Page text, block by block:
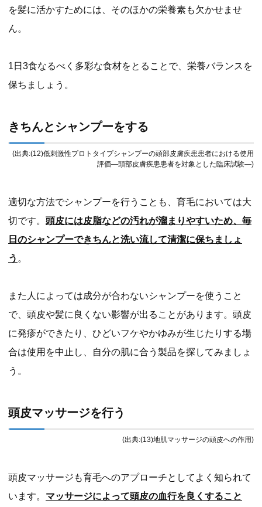
を髪に活かすためには、そのほかの栄養素も欠かせませ
ん。
1日3食なるべく多彩な食材をとることで、栄養バランスを
保ちましょう。
きちんとシャンプーをする
(出典:(12)低刺激性プロトタイプシャンプーの頭部皮膚疾患患者における使用
評価—頭部皮膚疾患患者を対象とした臨床試験—)
適切な方法でシャンプーを行うことも、育毛においては大
切です。 頭皮には皮脂などの汚れが溜まりやすいため、毎
日のシャンプーできちんと洗い流して清潔に保ちましょ
う 。
また人によっては成分が合わないシャンプーを使うこと
で、頭皮や髪に良くない影響が出ることがあります。頭皮
に発疹ができたり、ひどいフケやかゆみが生じたりする場
合は使用を中止し、自分の肌に合う製品を探してみましょ
う。
頭皮マッサージを行う
(出典:(13)地肌マッサージの頭皮への作用)
頭皮マッサージも育毛へのアプローチとしてよく知られて
います。 マッサージによって頭皮の血行を良くすること